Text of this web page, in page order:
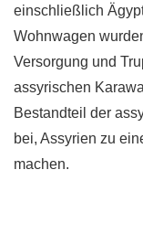
einschließlich
Wohnwagen
Versorgung und
assyrischen
Bestandteil der
bei, Assyrien zu
machen.